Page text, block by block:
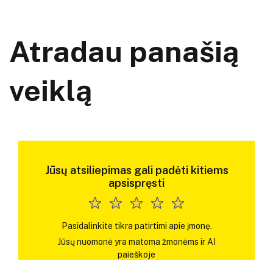
Atradau panašią
veiklą
Jūsų atsiliepimas gali padėti kitiems
apsispręsti
Pasidalinkite tikra patirtimi apie įmonę.
Jūsų nuomonė yra matoma žmonėms ir AI
paieškoje